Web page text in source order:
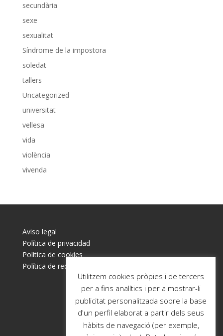
secundària
sexe
sexualitat
Síndrome de la impostora
soledat
tallers
Uncategorized
universitat
vellesa
vida
violència
vivenda
Aviso legal
Política de privacidad
Política de cookies
Política de redes sociales
Utilitzem cookies pròpies i de tercers
per a fins analítics i per a mostrar-li
publicitat personalitzada sobre la base
d'un perfil elaborat a partir dels seus
hàbits de navegació (per exemple,